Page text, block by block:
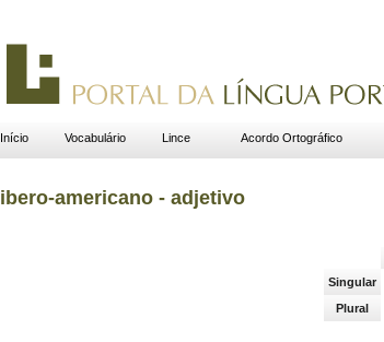
Início Vocabulário Lince Acordo Ortográfico
ibero-americano - adjetivo
Singular
Plural